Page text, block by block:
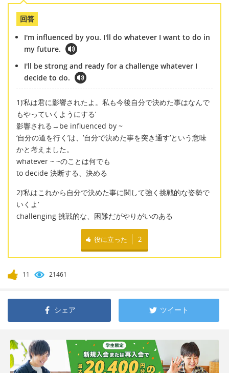
回答
I'm influenced by you. I'll do whatever I want to do in
my future.
I'll be strong and ready for a challenge whatever I
decide to do.
1)’私は君に影響されたよ。私も今後自分で決めた事はなんで
もやっていくようにする’
影響される→be influenced by ~
‘自分の道を行く’は、’自分で決めた事を突き通す’という意味
かと考えました。
whatever ~ ~のことは何でも
to decide 決断する、決める
2)’私はこれから自分で決めた事に関して強く挑戦的な姿勢で
いくよ’
challenging 挑戦的な、困難だがやりがいのある
役に立った 2
11 21461
シェア ツイート